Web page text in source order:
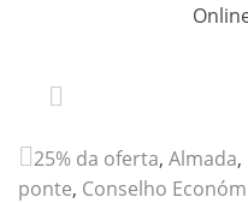
25% da oferta, Almada,
ponte, Conselho